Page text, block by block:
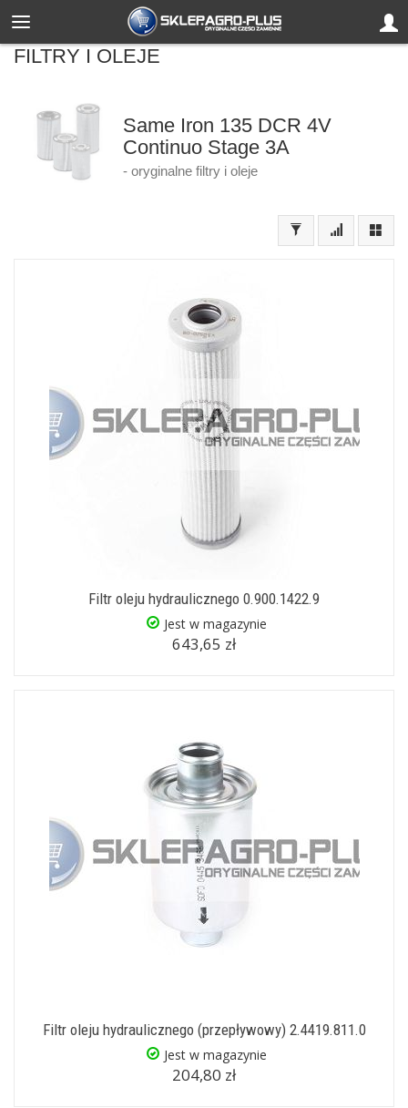
FILTRY I OLEJE
Same Iron 135 DCR 4V
Continuo Stage 3A
- oryginalne filtry i oleje
Filtr oleju hydraulicznego 0.900.1422.9
Jest w magazynie
643,65 zł
Filtr oleju hydraulicznego (przepływowy) 2.4419.811.0
Jest w magazynie
204,80 zł